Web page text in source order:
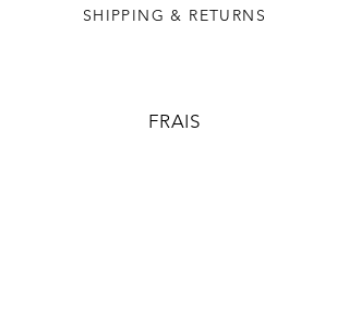
SHIPPING & RETURNS
FRAIS